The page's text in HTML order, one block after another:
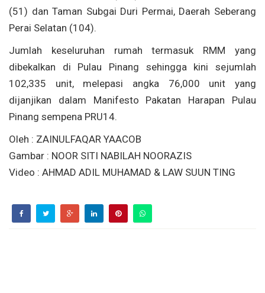
(51) dan Taman Subgai Duri Permai, Daerah Seberang
Perai Selatan (104).
Jumlah keseluruhan rumah termasuk RMM yang
dibekalkan di Pulau Pinang sehingga kini sejumlah
102,335 unit, melepasi angka 76,000 unit yang
dijanjikan dalam Manifesto Pakatan Harapan Pulau
Pinang sempena PRU14.
Oleh : ZAINULFAQAR YAACOB
Gambar : NOOR SITI NABILAH NOORAZIS
Video : AHMAD ADIL MUHAMAD & LAW SUUN TING